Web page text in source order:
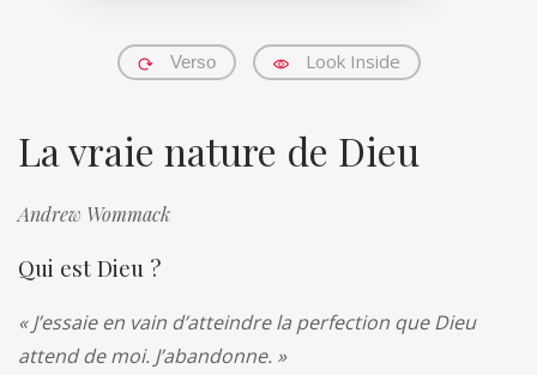
Verso Look Inside
La vraie nature de Dieu
Andrew Wommack
Qui est Dieu ?
« J’essaie en vain d’atteindre la perfection que Dieu
attend de moi. J’abandonne. »